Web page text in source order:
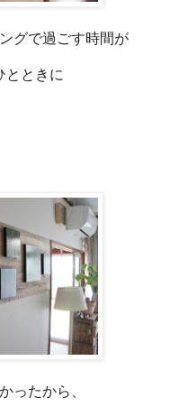
グで過ごす時間が
とときに
ったから、